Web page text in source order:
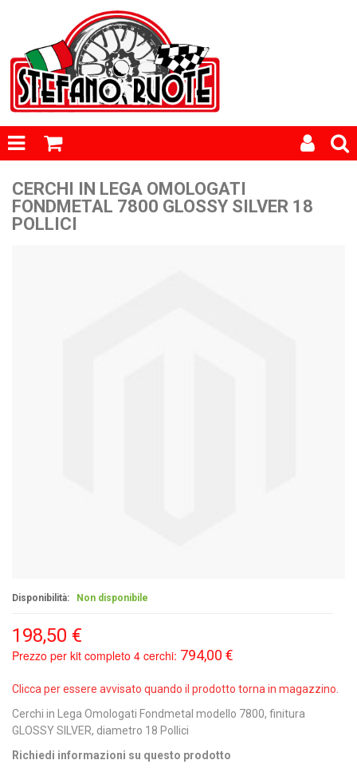
CERCHI IN LEGA OMOLOGATI
FONDMETAL 7800 GLOSSY SILVER 18
POLLICI
Disponibilità: Non disponibile
198,50 €
Prezzo per kit completo 4 cerchi: 794,00 €
Clicca per essere avvisato quando il prodotto torna in magazzino.
Cerchi in Lega Omologati Fondmetal modello 7800, finitura
GLOSSY SILVER, diametro 18 Pollici
Richiedi informazioni su questo prodotto